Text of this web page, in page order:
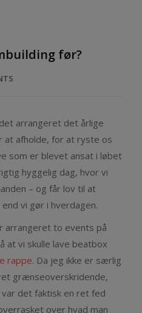
før?
arrangeret det årlige
at afholde, for at ryste os
som er blevet ansat i løbet
hyggelig dag, hvor vi
– og får lov til at
vi gør i hverdagen.
arrangeret to events på
at vi skulle lave beatbox
rappe. Da jeg ikke er særlig
grænseoverskridende,
det faktisk en ret fed
over hvad man